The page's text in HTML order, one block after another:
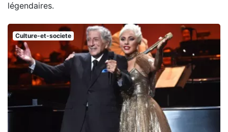
légendaires.
Culture-et-societe